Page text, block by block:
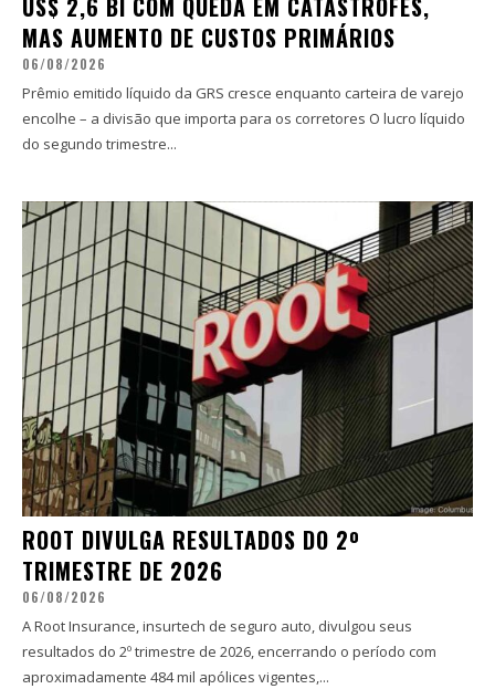
MAS AUMENTO DE CUSTOS PRIMÁRIOS
06/08/2026
Prêmio emitido líquido da GRS cresce enquanto carteira de varejo
encolhe – a divisão que importa para os corretores O lucro líquido
do segundo trimestre...
ROOT DIVULGA RESULTADOS DO 2º
TRIMESTRE DE 2026
06/08/2026
A Root Insurance, insurtech de seguro auto, divulgou seus
resultados do 2º trimestre de 2026, encerrando o período com
aproximadamente 484 mil apólices vigentes,...